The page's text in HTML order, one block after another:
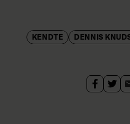
KENDTE DENNIS